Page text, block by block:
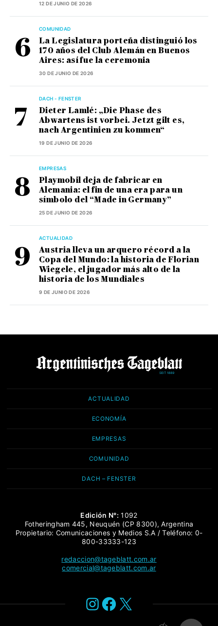
12 DE JUNIO DE 2026
COMUNIDAD
La Legislatura porteña distinguió los
170 años del Club Alemán en Buenos
Aires: así fue la ceremonia
30 DE JUNIO DE 2026
DACH - FENSTER
Dieter Lamlé: „Die Phase des
Abwartens ist vorbei. Jetzt gilt es,
nach Argentinien zu kommen“
19 DE JUNIO DE 2026
EMPRESAS
Playmobil deja de fabricar en
Alemania: el fin de una era para un
símbolo del “Made in Germany”
25 DE JUNIO DE 2026
ACTUALIDAD
Austria lleva un arquero récord a la
Copa del Mundo: la historia de Florian
Wiegele, el jugador más alto de la
historia de los Mundiales
9 DE JUNIO DE 2026
ACTUALIDAD
ECONOMÍA
EMPRESAS
COMUNIDAD
DACH – FENSTER
Edición N°: 1092
Fotheringham 445, Neuquén (CP 8300), Argentina
Propietario: Comunicaciones y Medios S.A / Teléfono: 0-
800-33333-123
redaccion@tageblatt.com.ar
comercial@tageblatt.com.ar
Instagram
Facebook
X